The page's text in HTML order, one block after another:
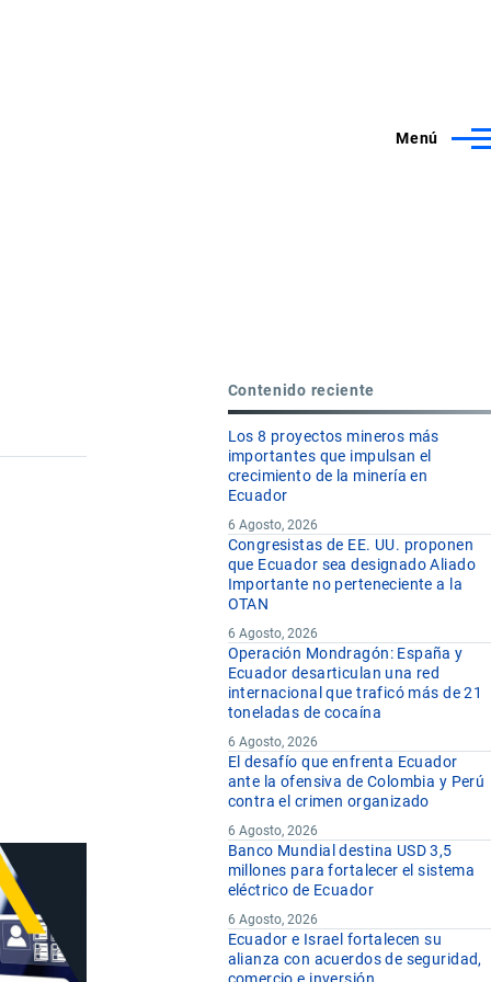
Menú
Contenido reciente
Los 8 proyectos mineros más
importantes que impulsan el
crecimiento de la minería en
Ecuador
6 Agosto, 2026
Congresistas de EE. UU. proponen
que Ecuador sea designado Aliado
Importante no perteneciente a la
OTAN
6 Agosto, 2026
Operación Mondragón: España y
Ecuador desarticulan una red
internacional que traficó más de 21
toneladas de cocaína
6 Agosto, 2026
El desafío que enfrenta Ecuador
ante la ofensiva de Colombia y Perú
contra el crimen organizado
6 Agosto, 2026
Banco Mundial destina USD 3,5
millones para fortalecer el sistema
eléctrico de Ecuador
6 Agosto, 2026
Ecuador e Israel fortalecen su
alianza con acuerdos de seguridad,